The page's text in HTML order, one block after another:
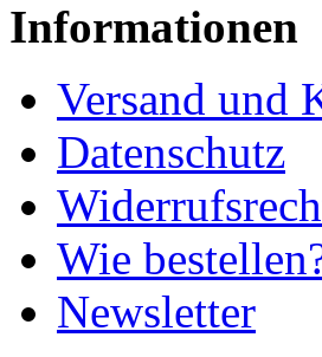
Informationen
Versand und
Datenschutz
Wie
Newsletter